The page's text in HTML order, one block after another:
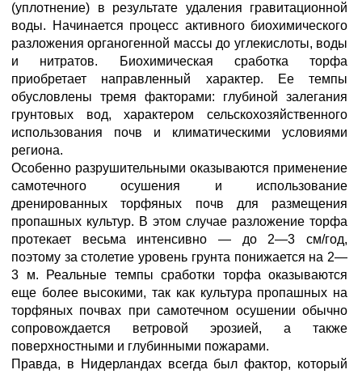
(уплотнение) в результате удаления гравитационной
воды. Начинается процесс активного биохимического
разложения органогенной массы до углекислоты, воды
и нитратов. Биохимическая сработка торфа
приобретает направленный характер. Ее темпы
обусловлены тремя факторами: глубиной залегания
грунтовых вод, характером сельскохозяйственного
использования почв и климатическими условиями
региона.
Особенно разрушительными оказываются применение
самотечного осушения и использование
дренированных торфяных почв для размещения
пропашных культур. В этом случае разложение торфа
протекает весьма интенсивно — до 2—3 см/год,
поэтому за столетие уровень грунта понижается на 2—
3 м. Реальные темпы сработки торфа оказываются
еще более высокими, так как культура пропашных на
торфяных почвах при самотечном осушении обычно
сопровождается ветровой эрозией, а также
поверхностными и глубинными пожарами.
Правда, в Нидерландах всегда был фактор, который